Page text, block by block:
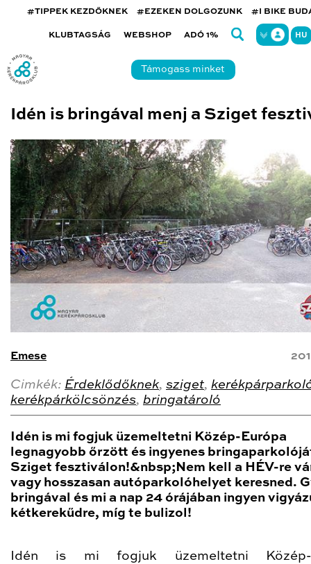
#TIPPEK KEZDŐKNEK #EZEKEN DOLGOZUNK #I BIKE
KLUBTAGSÁG WEBSHOP ADÓ 1% HU
Támogass minket
Idén is bringával menj a Sziget
Emese
Cimkék: Érdeklődőknek, sziget,
kerékpárkölcsönzés, bringatároló
Idén is mi fogjuk üzemeltetni Közép-Európa
legnagyobb őrzött és ingyenes
Sziget fesztiválon!&nbsp;Nem kell a HÉV-re
vagy hosszasan autóparkolóhelyet keresned.
bringával és mi a nap 24 órájában ingyen
kétkerekűdre, míg te bulizol!
Idén is mi fogjuk üzemeltetni Közép-